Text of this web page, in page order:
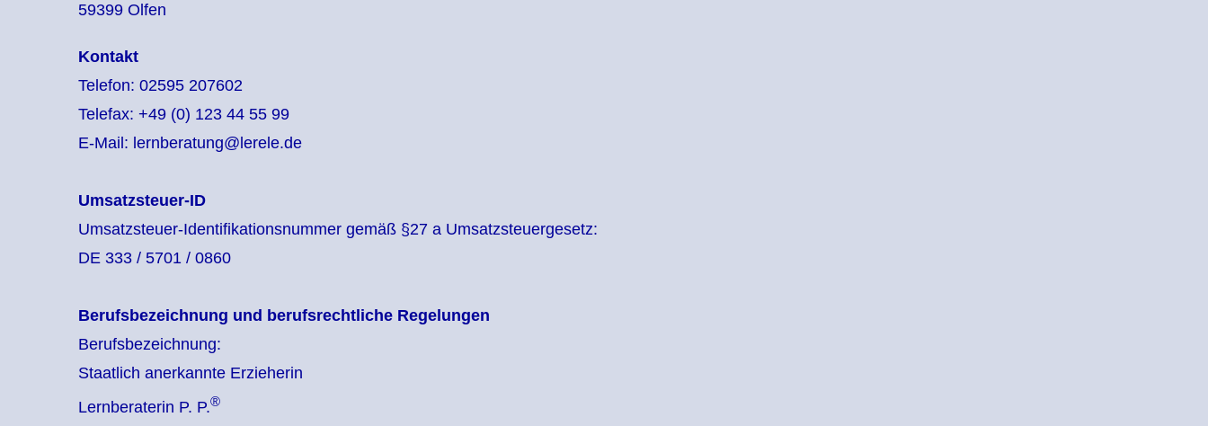
59399 Olfen
Kontakt
Telefon: 02595 207602
Telefax: +49 (0) 123 44 55 99
E-Mail: lernberatung@lerele.de
Umsatzsteuer-ID
Umsatzsteuer-Identifikationsnummer gemäß §27 a Umsatzsteuergesetz:
DE 333 / 5701 / 0860
Berufsbezeichnung und berufsrechtliche Regelungen
Berufsbezeichnung:
Staatlich anerkannte Erzieherin
Lernberaterin P. P.®